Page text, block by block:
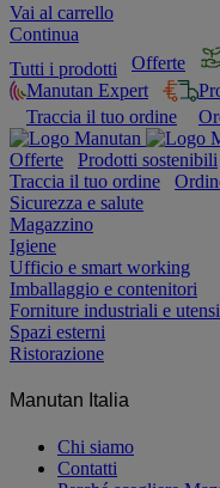
Vai al carrello
Continua
Tutti i prodotti
Offerte
Manutan Expert
Traccia il tuo ordine
Offerte Prodotti sostenibili
Traccia il tuo ordine
Sicurezza e salute
Magazzino
Igiene
Ufficio e smart working
Imballaggio e contenitori
Forniture industriali e
Spazi esterni
Ristorazione
Manutan Italia
Chi siamo
Contatti